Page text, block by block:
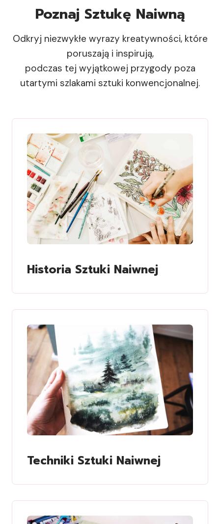
Poznaj Sztukę Naiwną
Odkryj niezwykłe wyrazy kreatywności, które
poruszają i inspirują,
podczas tej wyjątkowej przygody poza
utartymi szlakami sztuki konwencjonalnej.
Historia Sztuki Naiwnej
Techniki Sztuki Naiwnej